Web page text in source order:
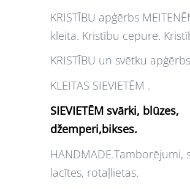
KRISTĪBU apģērbs
kleita. Kristību cepure.
KRISTĪBU un svētku
KLEITAS SIEVIETĒM .
SIEVIETĒM svārki, blūzes,
džemperi,bikses.
HANDMADE.Tamborējumi,
lacītes, rotaļlietas.